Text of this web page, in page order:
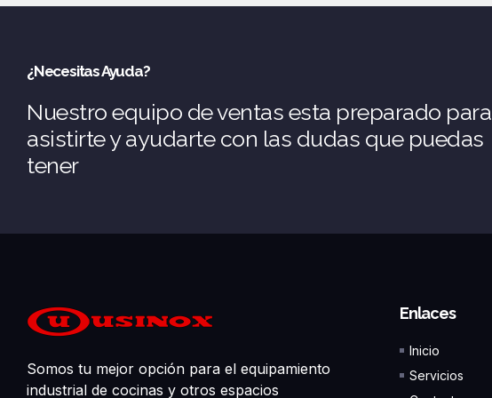
¿Necesitas Ayuda?
Nuestro equipo de ventas esta preparado para
asistirte y ayudarte con las dudas que puedas
tener
Somos tu mejor opción para el equipamiento
industrial de cocinas y otros espacios
Enlaces
Inicio
Servicios